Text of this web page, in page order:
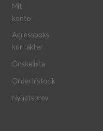
Mit
konto
Adressboks
kontakter
Önskelista
Orderhistorik
Nyhetsbrev